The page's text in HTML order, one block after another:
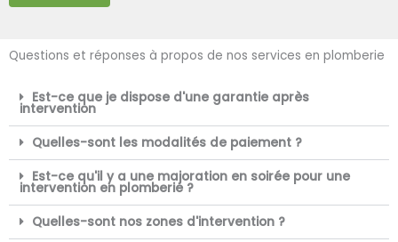
Questions et réponses à propos de nos services en plomberie
Est-ce que je dispose d'une garantie après
intervention
Quelles-sont les modalités de paiement ?
Est-ce qu'il y a une majoration en soirée pour une
intervention en plomberie ?
Quelles-sont nos zones d'intervention ?